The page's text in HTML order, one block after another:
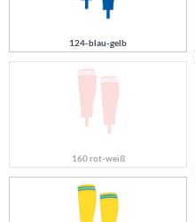
124-blau-gelb
160 rot-weiß